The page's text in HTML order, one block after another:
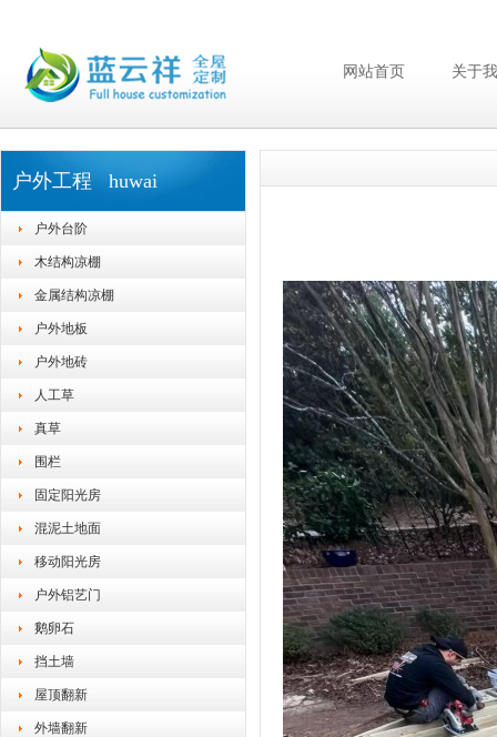
网站首页 关于
户外工程 huwai
户外台阶
木结构凉棚
金属结构凉棚
户外地板
户外地砖
人工草
真草
围栏
固定阳光房
混泥土地面
移动阳光房
户外铝艺门
鹅卵石
挡土墙
屋顶翻新
外墙翻新